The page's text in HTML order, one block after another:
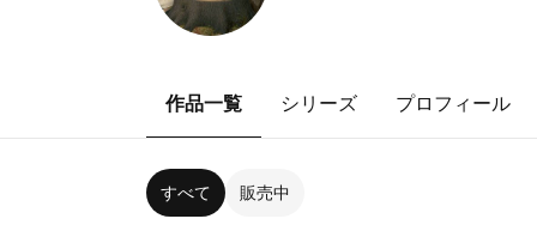
作品一覧 シリーズ プロフィール
すべて 販売中